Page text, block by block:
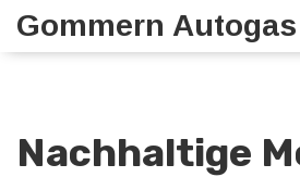
Gommern
Nachhaltige